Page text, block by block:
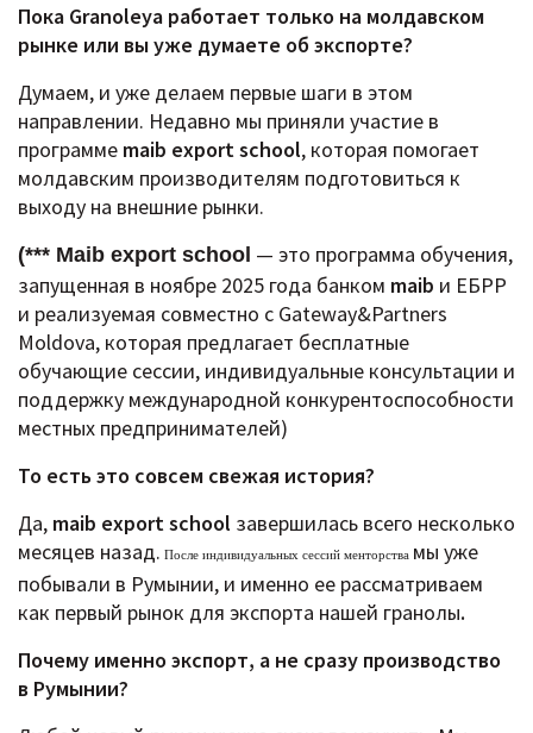
Пока Granoleya работает только на молдавском
рынке или вы уже думаете об экспорте?
Думаем, и уже делаем первые шаги в этом
направлении. Недавно мы приняли участие в
программе maib export school, которая помогает
молдавским производителям подготовиться к
выходу на внешние рынки.
(*** Maib export school — это программа обучения,
запущенная в ноябре 2025 года банком maib и ЕБРР
и реализуемая совместно с Gateway&Partners
Moldova, которая предлагает бесплатные
обучающие сессии, индивидуальные консультации и
поддержку международной конкурентоспособности
местных предпринимателей)
То есть это совсем свежая история?
Да, maib export school завершилась всего несколько
месяцев назад. После индивидуальных сессий менторства мы уже
побывали в Румынии, и именно ее рассматриваем
как первый рынок для экспорта нашей гранолы.
Почему именно экспорт, а не сразу производство
в Румынии?